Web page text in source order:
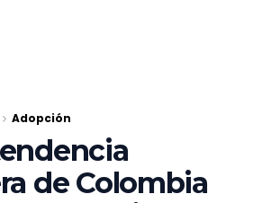
Adopción
de Colombia